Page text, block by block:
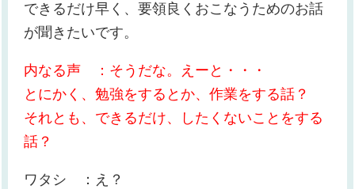
できるだけ早く、要領良くおこなうためのお話
が聞きたいです。
内なる声 ：そうだな。えーと・・・
とにかく、勉強をするとか、作業をする話？
それとも、できるだけ、したくないことをする
話？
ワタシ ：え？